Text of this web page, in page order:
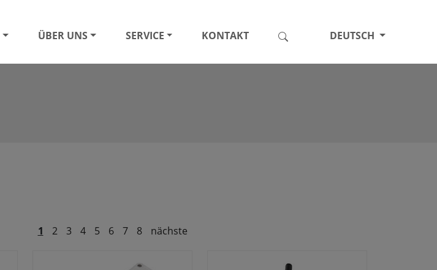
ÜBER UNS SERVICE KONTAKT DEUTSCH
1 2 3 4 5 6 7 8 nächste